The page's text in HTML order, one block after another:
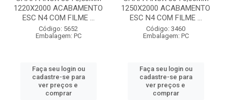
1220X2000 ACABAMENTO
ESC N4 COM FILME ...
Código: 5652
Embalagem: PC
Faça seu login ou
cadastre-se para
ver preços e
comprar
1250X2000 ACABAMENTO
ESC N4 COM FILME ...
Código: 3460
Embalagem: PC
Faça seu login ou
cadastre-se para
ver preços e
comprar